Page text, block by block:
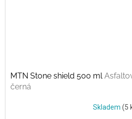
MTN Stone shield 500 ml
černá
Skladem (5